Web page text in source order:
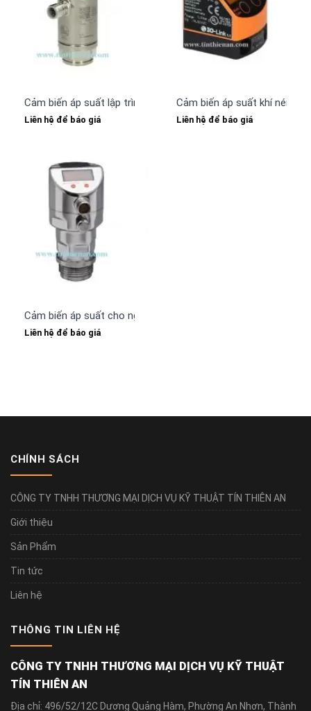
Cảm biến áp suất lập trình với IO-Link PN3070 IFM
Liên hệ để báo giá
Cảm biến áp suất khí nén
Liên hệ để báo giá
Cảm biến áp suất cho ngành dược, thực phẩm PI2799 IFM
Liên hệ để báo giá
CHÍNH SÁCH
CÔNG TY TNHH THƯƠNG MẠI DỊCH VỤ KỸ THUẬT TÍN THIÊN AN
Giới thiệu
Sản Phẩm
Tin tức
Liên hệ
THÔNG TIN LIÊN HỆ
CÔNG TY TNHH THƯƠNG MẠI DỊCH VỤ KỸ THUẬT
TÍN THIÊN AN
Địa chỉ: 496/52/12C Dương Quảng Hàm, Phường An Nhơn, Thành